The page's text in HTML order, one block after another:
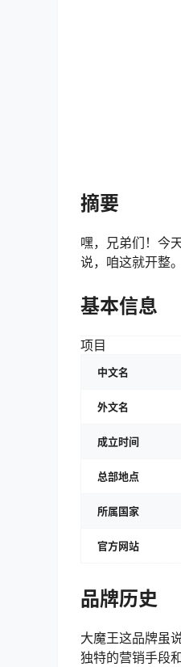
摘要
嘿，兄弟们！今
说，咱这就开整。
基本信息
项目
中文名
外文名
成立时间
总部地点
所属国家
官方网站
品牌历史
大魔王这品牌虽
独特的营销手段